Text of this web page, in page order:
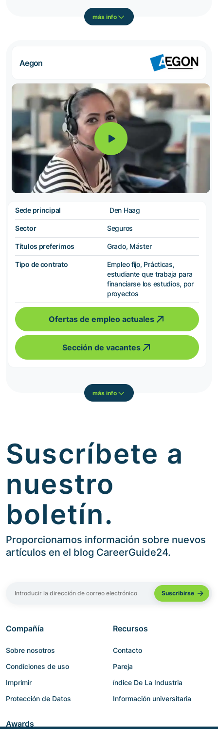
más info
Aegon
Sede principal Den Haag
Sector Seguros
Títulos preferimos Grado, Máster
Tipo de contrato
Empleo fijo, Prácticas,
estudiante que trabaja para
financiarse los estudios, por
proyectos
Ofertas de empleo actuales
Sección de vacantes
más info
Suscríbete a
nuestro
boletín.
Proporcionamos información sobre nuevos
artículos en el blog CareerGuide24.
Compañía
Sobre nosotros
Condiciones de uso
Imprimir
Protección de Datos
Recursos
Contacto
Pareja
índice De La Industria
Información universitaria
Awards